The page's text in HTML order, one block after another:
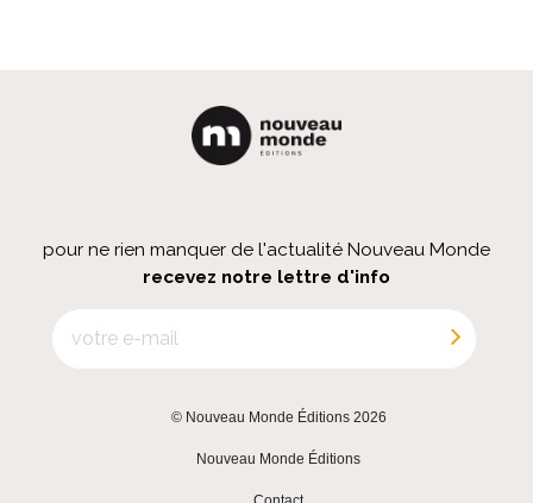
pour ne rien manquer de l'actualité Nouveau Monde
recevez notre lettre d'info
© Nouveau Monde Éditions 2026
Nouveau Monde Éditions